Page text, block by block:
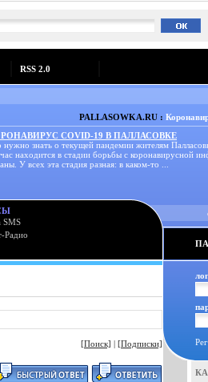
RSS 2.0
PALLASOWKA.RU :
COVID-19 В ПАЛЛАСОВКЕ
нужно знать о текущей пандемии жителям
находится в стадии борьбы с коронавирусной
У всех эта стадия разная: в каком-то ...
SMS
Радио
[Поиск] | [Подписки]